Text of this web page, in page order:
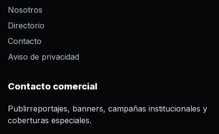
Nosotros
Directorio
Contacto
Aviso de privacidad
Contacto comercial
Publirreportajes, banners, campañas institucionales y
coberturas especiales.